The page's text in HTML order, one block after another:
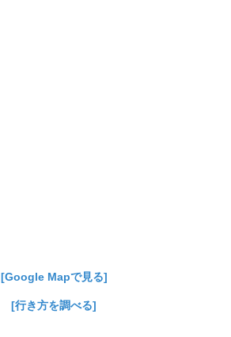
[Google Mapで見る]
[行き方を調べる]